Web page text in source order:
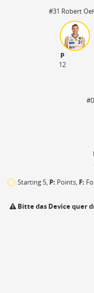
#31 Robert
P
12
Starting 5, P: Points, F:
Bitte das Device quer